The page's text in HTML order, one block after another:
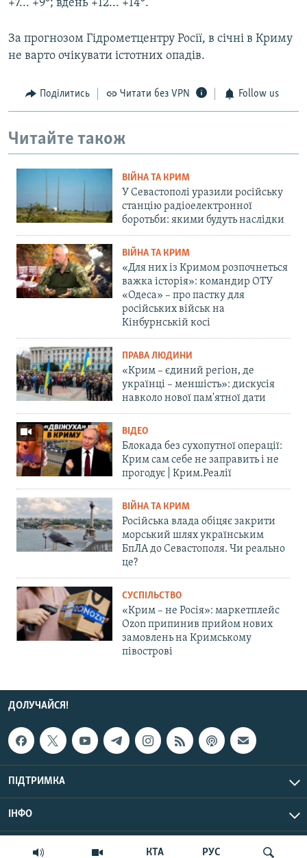
КТА РУС
+7... +9°; вдень +12... +14°.
За прогнозом Гідрометцентру Росії, в січні в Криму
не варто очікувати істотних опадів.
Поділитись Читати без VPN Follow us
Читайте також
ВІЙНА ТА КРИМ
У Севастополі уразили російську
станцію радіоелектронної
боротьби: якими будуть наслідки
ВІЙНА ТА КРИМ
«Для них із Кримом розпочнеться
важка історія»: командир ОТУ
«Одеса» – про пастку для
російських військ на
Кінбурнській косі
ПРАВА ЛЮДИНИ
«Крим – єдиний регіон, де
українці – меншість»: дискусія
навколо нової пам'ятної дати
ВІДЕО
Блокада без сухопутної операції:
Крим сам себе не заправить і не
прогодує | Крим.Реалії
ВІЙНА ТА КРИМ
Російська влада обіцяє закрити
морський шлях українським
БпЛА до Севастополя. Чи реально
це?
СУСПІЛЬСТВО
«Крим – не Росія»: маркетплейс
Ozon припинив прийом нових
замовлень на Кримському
півострові
ДОЛУЧАЙСЯ!
ПІДТРИМКА
ІНФО
© Крим.Реалії, 2026 | Усі права застережено.